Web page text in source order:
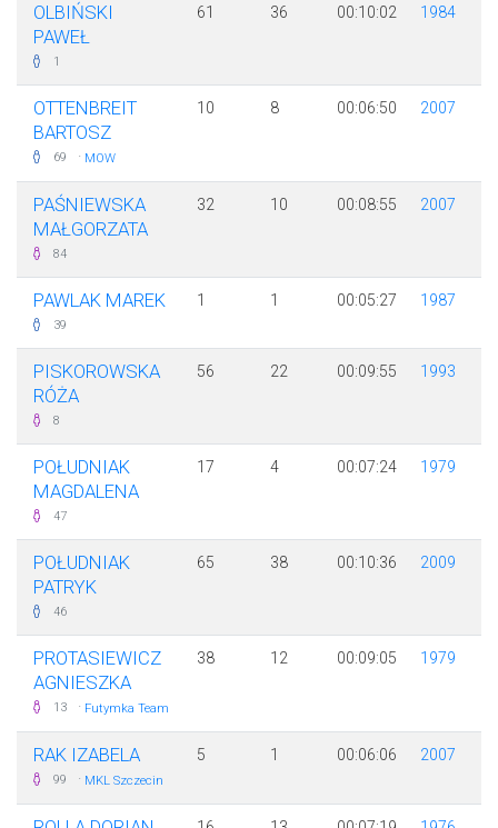
OLBIŃSKI
PAWEŁ
1
61 36 00:10:02 1984
OTTENBREIT
BARTOSZ
69 · MOW
10 8 00:06:50 2007
PAŚNIEWSKA
MAŁGORZATA
84
32 10 00:08:55 2007
PAWLAK MAREK
39
1 1 00:05:27 1987
PISKOROWSKA
RÓŻA
8
56 22 00:09:55 1993
POŁUDNIAK
MAGDALENA
47
17 4 00:07:24 1979
POŁUDNIAK
PATRYK
46
65 38 00:10:36 2009
PROTASIEWICZ
AGNIESZKA
13 · Futymka Team
38 12 00:09:05 1979
RAK IZABELA
99 · MKL Szczecin
5 1 00:06:06 2007